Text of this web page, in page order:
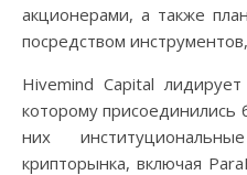
акционерами, а также
посредством
Hivemind Capital
которому присоединились
них
крипторынка, включая